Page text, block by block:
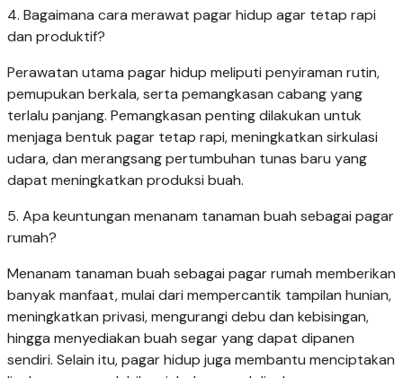
4. Bagaimana cara merawat pagar hidup agar tetap rapi
dan produktif?
Perawatan utama pagar hidup meliputi penyiraman rutin,
pemupukan berkala, serta pemangkasan cabang yang
terlalu panjang. Pemangkasan penting dilakukan untuk
menjaga bentuk pagar tetap rapi, meningkatkan sirkulasi
udara, dan merangsang pertumbuhan tunas baru yang
dapat meningkatkan produksi buah.
5. Apa keuntungan menanam tanaman buah sebagai pagar
rumah?
Menanam tanaman buah sebagai pagar rumah memberikan
banyak manfaat, mulai dari mempercantik tampilan hunian,
meningkatkan privasi, mengurangi debu dan kebisingan,
hingga menyediakan buah segar yang dapat dipanen
sendiri. Selain itu, pagar hidup juga membantu menciptakan